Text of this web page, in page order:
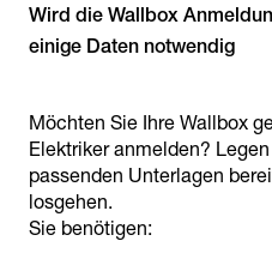
Wird die Wallbox
einige Daten notwendig
Möchten Sie Ihre Wallbox
Elektriker anmelden?
passenden Unterlagen
losgehen.
Sie benötigen: